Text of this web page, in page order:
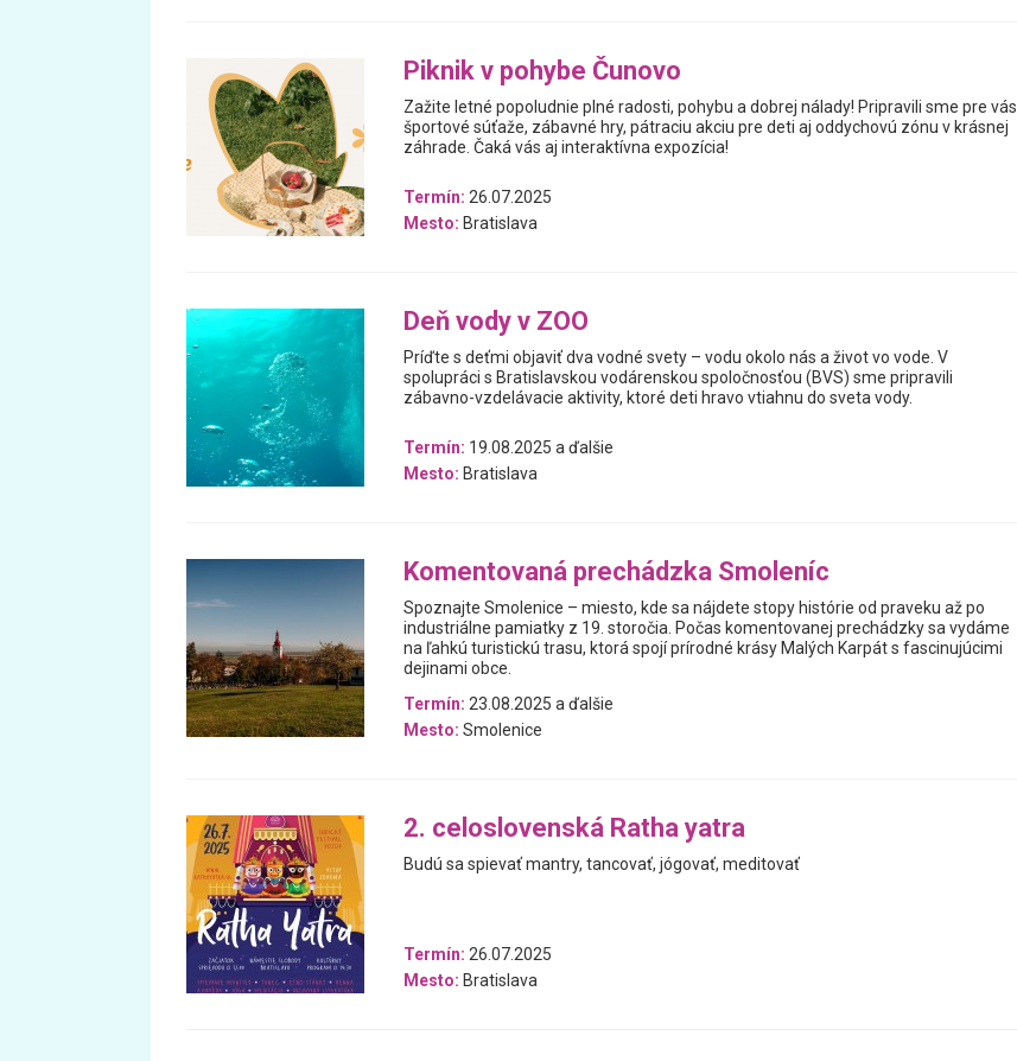
Piknik v pohybe Čunovo
Zažite letné popoludnie plné radosti, pohybu a dobrej nálady! Pripravili sme pre vás
športové súťaže, zábavné hry, pátraciu akciu pre deti aj oddychovú zónu v krásnej
záhrade. Čaká vás aj interaktívna expozícia!
Termín: 26.07.2025
Mesto: Bratislava
Deň vody v ZOO
Príďte s deťmi objaviť dva vodné svety – vodu okolo nás a život vo vode. V
spolupráci s Bratislavskou vodárenskou spoločnosťou (BVS) sme pripravili
zábavno-vzdelávacie aktivity, ktoré deti hravo vtiahnu do sveta vody.
Termín: 19.08.2025 a ďalšie
Mesto: Bratislava
Komentovaná prechádzka Smoleníc
Spoznajte Smolenice – miesto, kde sa nájdete stopy histórie od praveku až po
industriálne pamiatky z 19. storočia. Počas komentovanej prechádzky sa vydáme
na ľahkú turistickú trasu, ktorá spojí prírodné krásy Malých Karpát s fascinujúcimi
dejinami obce.
Termín: 23.08.2025 a ďalšie
Mesto: Smolenice
2. celoslovenská Ratha yatra
Budú sa spievať mantry, tancovať, jógovať, meditovať
Termín: 26.07.2025
Mesto: Bratislava